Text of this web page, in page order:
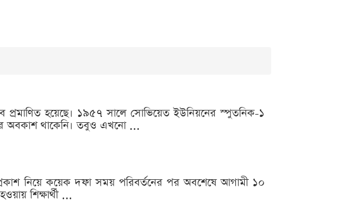
প্রমাণিত হয়েছে। ১৯৫৭ সালে সোভিয়েত ইউনিয়নের স্পুতনিক-১
অবকাশ থাকেনি। তবুও এখনো ...
নিয়ে কয়েক দফা সময় পরিবর্তনের পর অবশেষে আগামী ১০
শিক্ষার্থী ...